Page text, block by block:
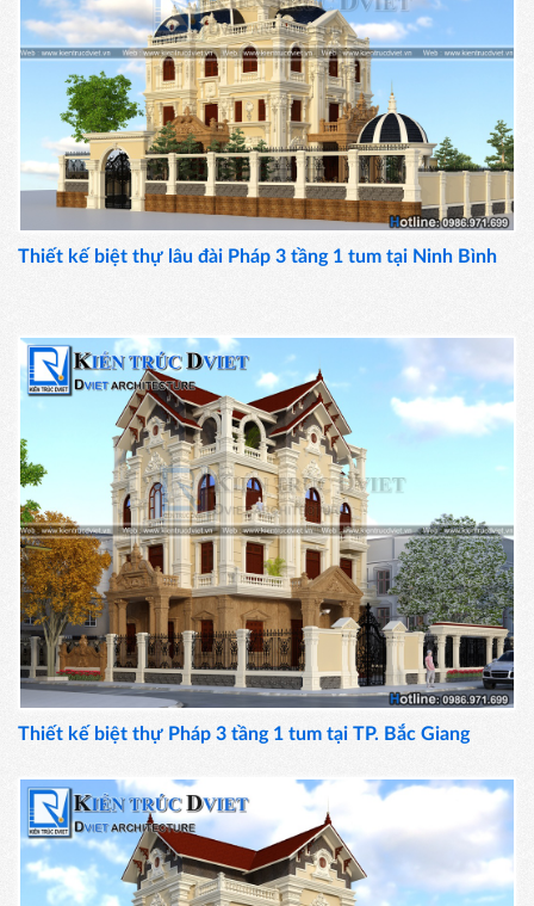
Thiết kế biệt thự lâu đài Pháp 3 tầng 1 tum tại Ninh Bình
Thiết kế biệt thự Pháp 3 tầng 1 tum tại TP. Bắc Giang